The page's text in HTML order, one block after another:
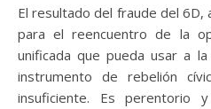
El resultado del fraude del 6D,
para el reencuentro de la
unificada que pueda usar a
instrumento de rebelión
insuficiente. Es perentorio